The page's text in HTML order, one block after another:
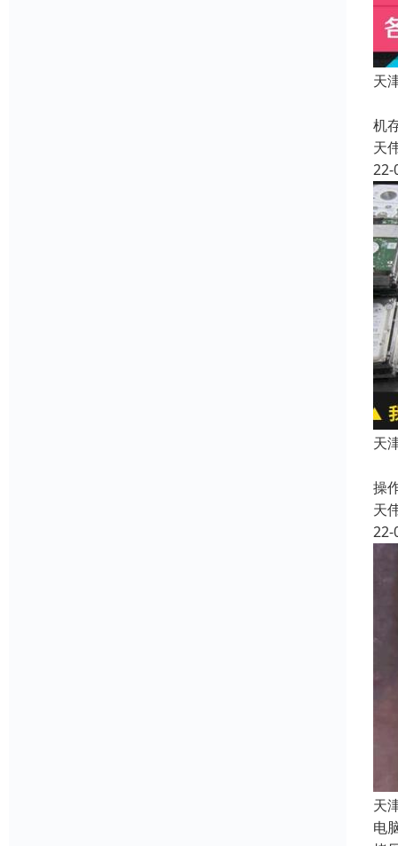
天
机
天
22-
天
操
天
22-
天
电